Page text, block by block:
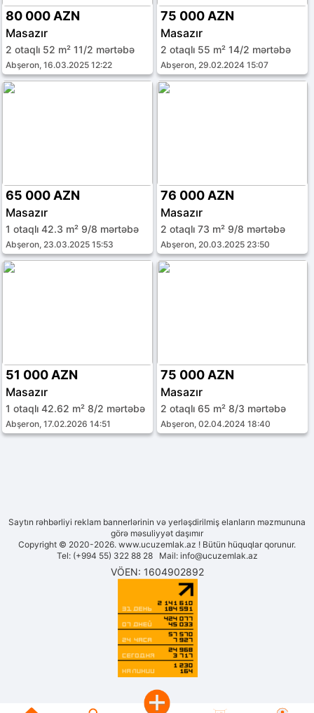
80 000 AZN
Masazır
2 otaqlı 52 m² 11/2 mərtəbə
Abşeron, 16.03.2025 12:22
75 000 AZN
Masazır
2 otaqlı 55 m² 14/2 mərtəbə
Abşeron, 29.02.2024 15:07
65 000 AZN
Masazır
1 otaqlı 42.3 m² 9/8 mərtəbə
Abşeron, 23.03.2025 15:53
76 000 AZN
Masazır
2 otaqlı 73 m² 9/8 mərtəbə
Abşeron, 20.03.2025 23:50
51 000 AZN
Masazır
1 otaqlı 42.62 m² 8/2 mərtəbə
Abşeron, 17.02.2026 14:51
75 000 AZN
Masazır
2 otaqlı 65 m² 8/3 mərtəbə
Abşeron, 02.04.2024 18:40
Saytın rəhbərliyi reklam bannerlərinin və yerləşdirilmiş elanların məzmununa
görə məsuliyyət daşımır
Copyright © 2020-2026. www.ucuzemlak.az ! Bütün hüquqlar qorunur.
Tel: (+994 55) 322 88 28 Mail: info@ucuzemlak.az
VÖEN: 1604902892